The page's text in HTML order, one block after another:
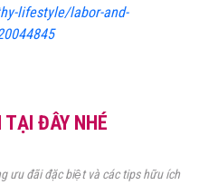
lifestyle/labor-and-
TẠI ĐÂY NHÉ
ưu đãi đặc biệt và các tips hữu ích